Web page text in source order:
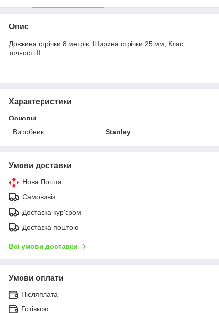
Опис
Довжина стрічки 8 метрів; Ширина стрічки 25 мм; Клас
точності II
Характеристики
Основні
Виробник
Stanley
Умови доставки
Нова Пошта
Самовивіз
Доставка кур'єром
Доставка поштою
Всі умови доставки
Умови оплати
Післяплата
Готівкою